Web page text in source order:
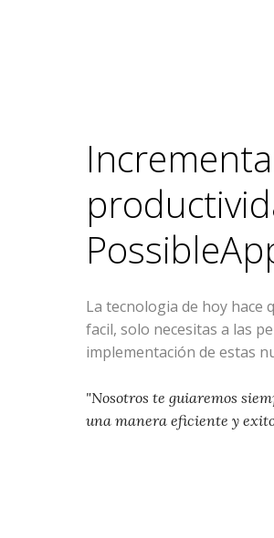
La tecnologia de hoy hace
facil, solo necesitas a las
implementación de estas
"Nosotros te guiaremos
una manera eficiente y